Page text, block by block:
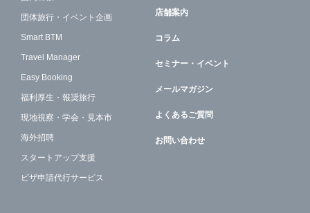
団体旅行・イベント企画
Smart BTM
Travel Manager
Easy Booking
福利厚生・報奨旅行
現地視察・学会・見本市
海外招聘
スタートアップ支援
ビザ申請代行サービス
店舗案内
コラム
セミナー・イベント
メールマガジン
よくあるご質問
お問い合わせ